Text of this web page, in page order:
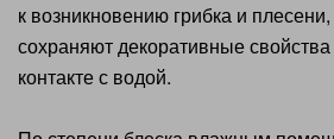
к возникновению грибка и
сохраняют декоративные
контакте с водой.